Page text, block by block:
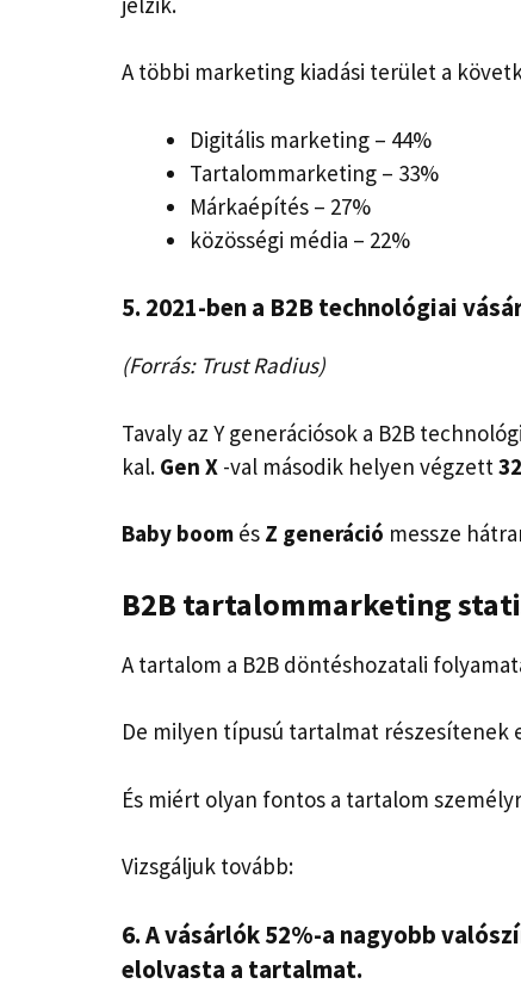
A többi marketing kiadási terület a
Digitális marketing – 44%
Tartalommarketing – 33%
Márkaépítés – 27%
közösségi média – 22%
5. 2021-ben a B2B technológiai
(Forrás: Trust Radius)
Tavaly az Y generációsok a B2B
kal. Gen X -val második helyen végzett
Baby boom és Z generáció messze
B2B tartalommarketing
A tartalom a B2B döntéshozatali
De milyen típusú tartalmat részesítenek
És miért olyan fontos a tartalom
Vizsgáljuk tovább:
6. A vásárlók 52%-a nagyobb
elolvasta a tartalmat.